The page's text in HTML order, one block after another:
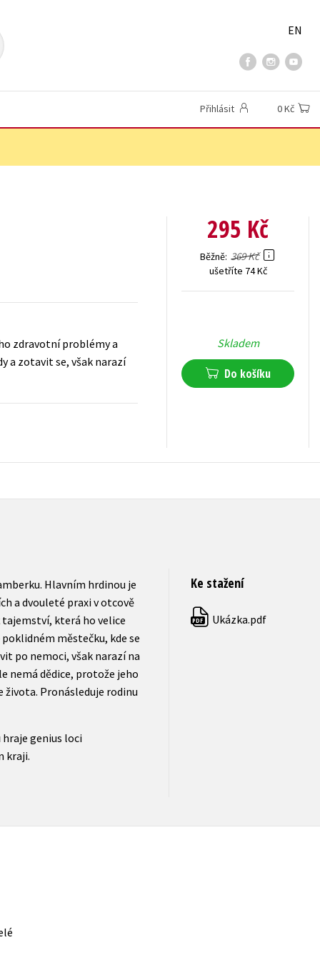
EN
Přihlásit 0 Kč
zdravotní problémy a
a zotavit se, však narazí
295 Kč
Běžně 369 Kč
ušetříte 74 Kč
Skladem
Do košíku
Hlavním hrdinou je
a dvouleté praxi v otcově
která ho velice
městečku, kde se
po nemoci, však narazí na
nemá dědice, protože jeho
života. Pronásleduje rodinu
genius loci
kraji.
Ke stažení
PDF Ukázka.pdf